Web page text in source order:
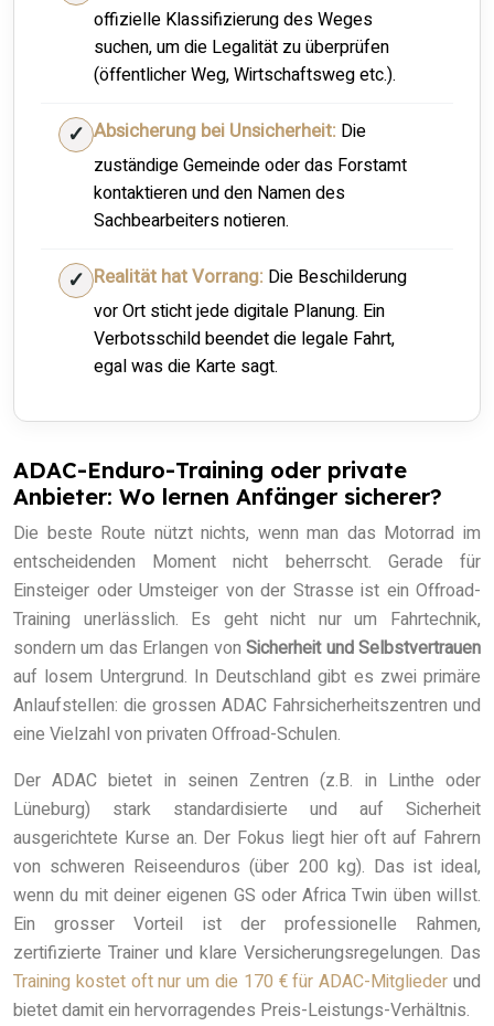
offizielle Klassifizierung des Weges
suchen, um die Legalität zu überprüfen
(öffentlicher Weg, Wirtschaftsweg etc.).
Absicherung bei Unsicherheit: Die
zuständige Gemeinde oder das Forstamt
kontaktieren und den Namen des
Sachbearbeiters notieren.
Realität hat Vorrang: Die Beschilderung
vor Ort sticht jede digitale Planung. Ein
Verbotsschild beendet die legale Fahrt,
egal was die Karte sagt.
ADAC-Enduro-Training oder private
Anbieter: Wo lernen Anfänger sicherer?
Die beste Route nützt nichts, wenn man das Motorrad im
entscheidenden Moment nicht beherrscht. Gerade für
Einsteiger oder Umsteiger von der Strasse ist ein Offroad-
Training unerlässlich. Es geht nicht nur um Fahrtechnik,
sondern um das Erlangen vonSicherheit und Selbstvertrauen
auf losem Untergrund. In Deutschland gibt es zwei primäre
Anlaufstellen: die grossen ADAC Fahrsicherheitszentren und
eine Vielzahl von privaten Offroad-Schulen.
Der ADAC bietet in seinen Zentren (z.B. in Linthe oder
Lüneburg) stark standardisierte und auf Sicherheit
ausgerichtete Kurse an. Der Fokus liegt hier oft auf Fahrern
von schweren Reiseenduros (über 200 kg). Das ist ideal,
wenn du mit deiner eigenen GS oder Africa Twin üben willst.
Ein grosser Vorteil ist der professionelle Rahmen,
zertifizierte Trainer und klare Versicherungsregelungen. Das
Training kostet oft nur um die 170 € für ADAC-Mitglieder und
bietet damit ein hervorragendes Preis-Leistungs-Verhältnis.